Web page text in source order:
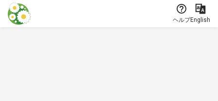
本文に飛ぶ
ヘルプEnglish